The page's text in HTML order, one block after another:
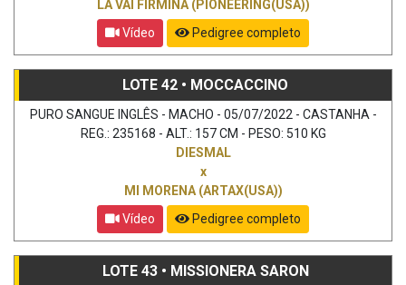
LA VAI FIRMINA (PIONEERING(USA))
Vídeo
Pedigree completo
LOTE 42 • MOCCACCINO
PURO SANGUE INGLÊS - MACHO - 05/07/2022 - CASTANHA -
REG.: 235168 - ALT.: 157 CM - PESO: 510 KG
DIESMAL
x
MI MORENA (ARTAX(USA))
Vídeo
Pedigree completo
LOTE 43 • MISSIONERA SARON